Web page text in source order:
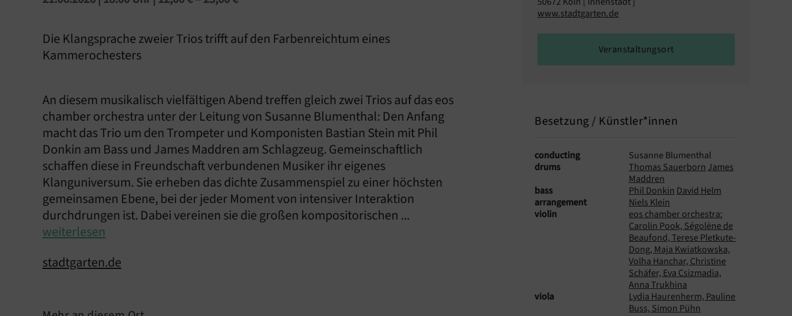
Die Klangsprache zweier Trios trifft auf den Farbenreichtum eines
Kammerochesters
An diesem musikalisch vielfältigen Abend treffen gleich zwei Trios auf das eos
chamber orchestra unter der Leitung von Susanne Blumenthal: Den Anfang
macht das Trio um den Trompeter und Komponisten Bastian Stein mit Phil
Donkin am Bass und James Maddren am Schlagzeug. Gemeinschaftlich
schaffen diese in Freundschaft verbundenen Musiker ihr eigenes
Klanguniversum. Sie erheben das dichte Zusammenspiel zu einer höchsten
gemeinsamen Ebene, bei der jeder Moment von intensiver Interaktion
durchdrungen ist. Dabei vereinen sie die großen kompositorischen ...
weiterlesen
stadtgarten.de
www.stadtgarten.de
Veranstaltungsort
Besetzung / Künstler*innen
conducting
Susanne Blumenthal
drums
Thomas Sauerborn James
Maddren
bass
Phil Donkin David Helm
arrangement
Niels Klein
violin
eos chamber orchestra:
Carolin Pook, Ségolène de
Beaufond, Terese Pletkute-
Dong, Maja Kwiatkowska,
Volha Hanchar, Christine
Schäfer, Eva Csizmadia,
Anna Trukhina
viola
Lydia Haurenherm, Pauline
Buss, Simon Pühn